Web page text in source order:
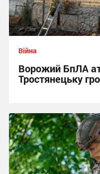
Війна
Ворожий БпЛА
Тростянецьку
11:26 сьогодні